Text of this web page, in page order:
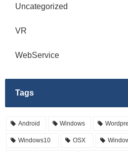
Uncategorized
VR
WebService
Tags
Android Windows
Windows10 OSX